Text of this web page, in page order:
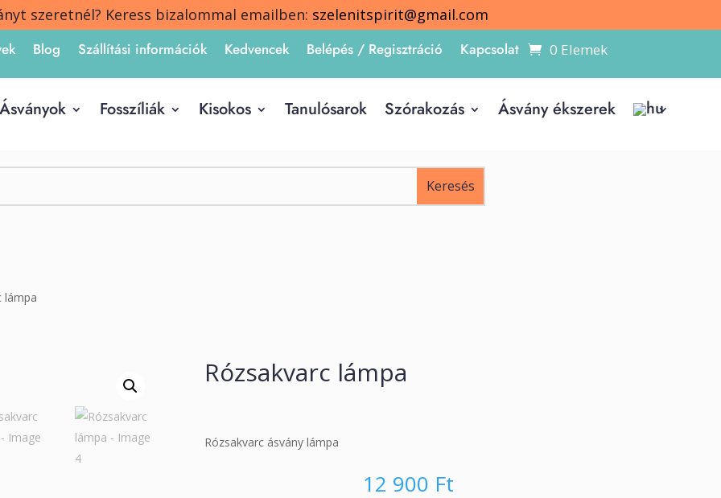
szeretnél? Keress bizalommal emailben: szelenitspirit@gmail.com
Blog Szállítási információk Kedvencek Belépés / Regisztráció Kapcsolat 0 Elemek
Ásványok Fosszíliák Kisokos Tanulósarok Szórakozás Ásvány ékszerek
lámpa
Rózsakvarc lámpa
Rózsakvarc ásvány lámpa
12 900 Ft